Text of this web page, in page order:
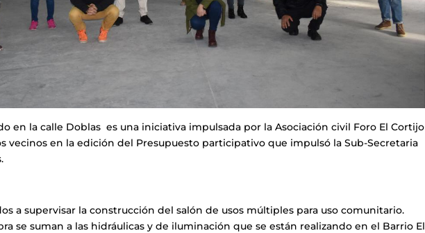
en la calle Doblas es una iniciativa impulsada por la Asociación civil Foro El Cortijo
vecinos en la edición del Presupuesto participativo que impulsó la Sub-Secretaria
a supervisar la construcción del salón de usos múltiples para uso comunitario.
se suman a las hidráulicas y de iluminación que se están realizando en el Barrio El